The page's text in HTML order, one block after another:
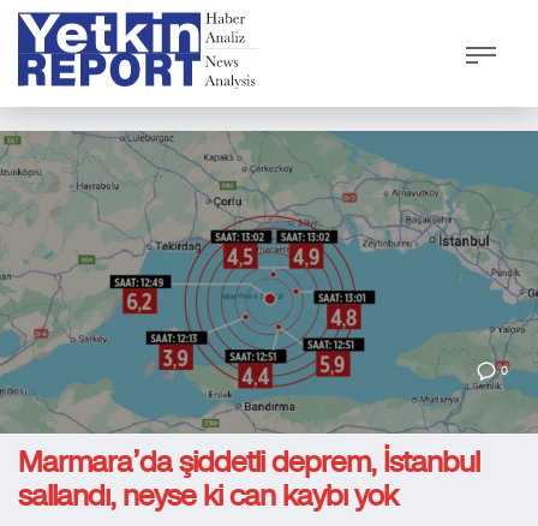
0
Marmara’da şiddetli deprem, İstanbul
sallandı, neyse ki can kaybı yok